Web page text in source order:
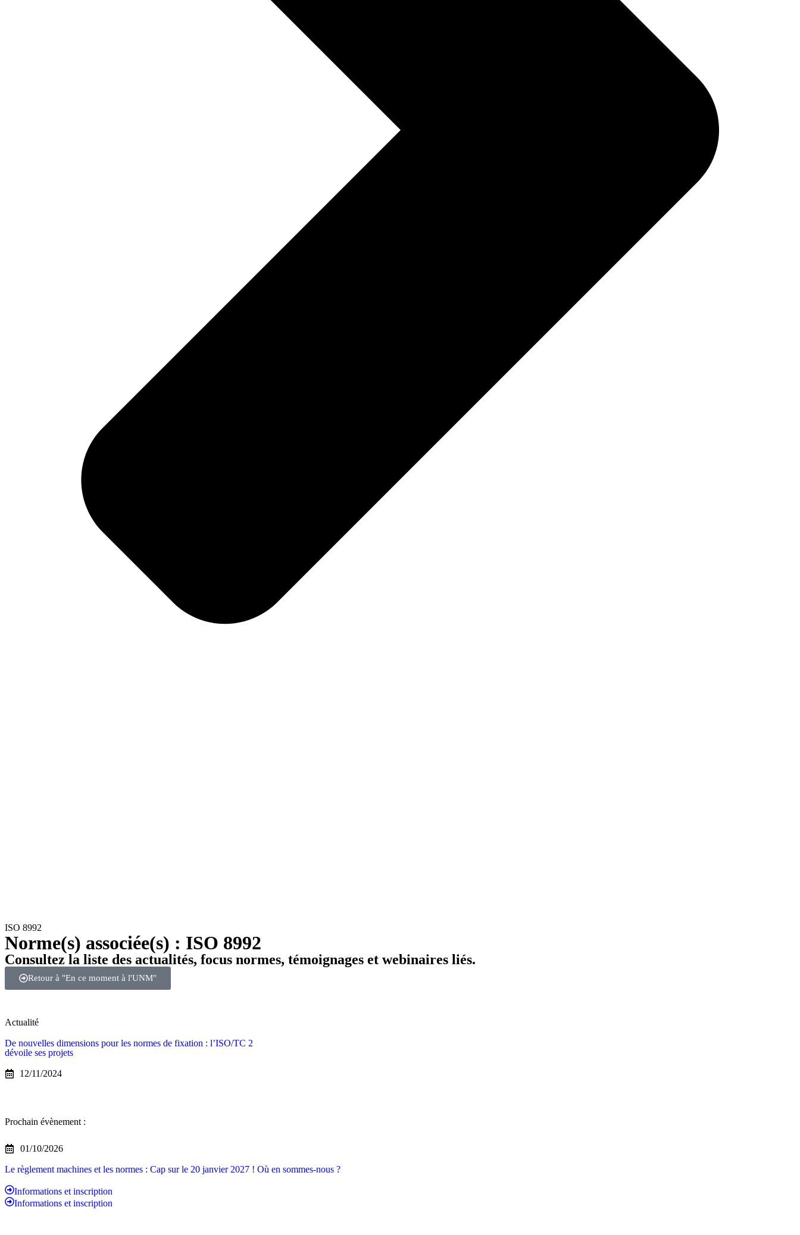
ISO 8992
Norme(s) associée(s) : ISO 8992
Consultez la liste des actualités, focus normes, témoignages et webinaires liés.
Retour à "En ce moment à l'UNM"
Actualité
De nouvelles dimensions pour les normes de fixation : l’ISO/TC 2
dévoile ses projets
12/11/2024
Prochain évènement :
01/10/2026
Le règlement machines et les normes : Cap sur le 20 janvier 2027 ! Où en sommes-nous ?
Informations et inscription
Informations et inscription